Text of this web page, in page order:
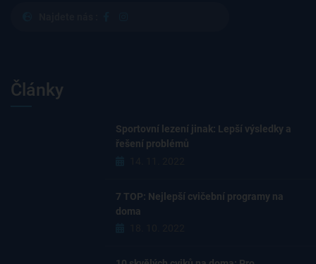
Články
Sportovní lezení jinak: Lepší výsledky a
řešení problémů
7 TOP: Nejlepší cvičební programy na
doma